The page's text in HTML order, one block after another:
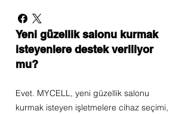
Yeni güzellik salonu kurmak
isteyenlere destek veriliyor
mu?
Evet. MYCELL, yeni güzellik salonu
kurmak isteyen işletmelere cihaz seçimi,